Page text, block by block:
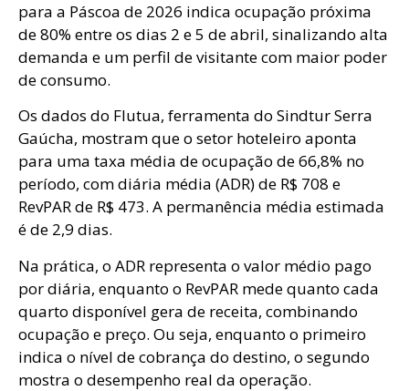
para a Páscoa de 2026 indica ocupação próxima
de 80% entre os dias 2 e 5 de abril, sinalizando alta
demanda e um perfil de visitante com maior poder
de consumo.
Os dados do Flutua, ferramenta do Sindtur Serra
Gaúcha, mostram que o setor hoteleiro aponta
para uma taxa média de ocupação de 66,8% no
período, com diária média (ADR) de R$ 708 e
RevPAR de R$ 473. A permanência média estimada
é de 2,9 dias.
Na prática, o ADR representa o valor médio pago
por diária, enquanto o RevPAR mede quanto cada
quarto disponível gera de receita, combinando
ocupação e preço. Ou seja, enquanto o primeiro
indica o nível de cobrança do destino, o segundo
mostra o desempenho real da operação.